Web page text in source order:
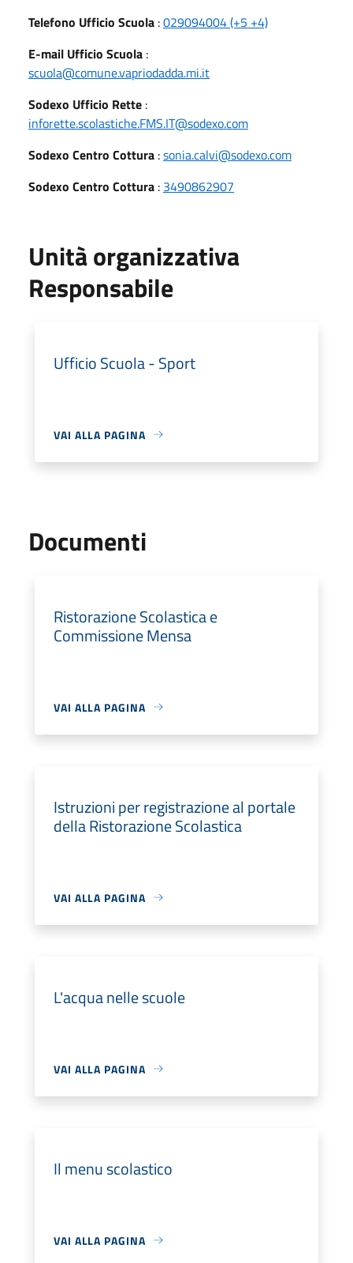
Telefono Ufficio Scuola :029094004 (+5 +4)
E-mail Ufficio Scuola :
scuola@comune.vapriodadda.mi.it
Sodexo Ufficio Rette :
inforette.scolastiche.FMS.IT@sodexo.com
Sodexo Centro Cottura :sonia.calvi@sodexo.com
Sodexo Centro Cottura : 3490862907
Unità organizzativa
Responsabile
Ufficio Scuola - Sport
VAI ALLA PAGINA
Documenti
Ristorazione Scolastica e
Commissione Mensa
VAI ALLA PAGINA
Istruzioni per registrazione al portale
della Ristorazione Scolastica
VAI ALLA PAGINA
L'acqua nelle scuole
VAI ALLA PAGINA
Il menu scolastico
VAI ALLA PAGINA